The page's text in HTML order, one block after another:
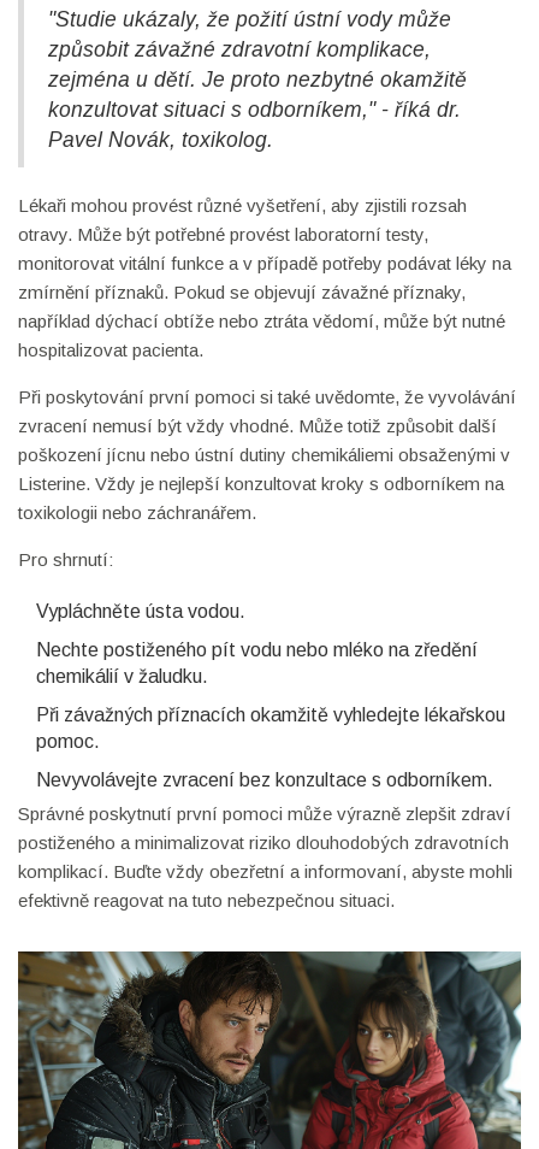
"Studie ukázaly, že požití ústní vody může
způsobit závažné zdravotní komplikace,
zejména u dětí. Je proto nezbytné okamžitě
konzultovat situaci s odborníkem," - říká dr.
Pavel Novák, toxikolog.
Lékaři mohou provést různé vyšetření, aby zjistili rozsah
otravy. Může být potřebné provést laboratorní testy,
monitorovat vitální funkce a v případě potřeby podávat léky na
zmírnění příznaků. Pokud se objevují závažné příznaky,
například dýchací obtíže nebo ztráta vědomí, může být nutné
hospitalizovat pacienta.
Při poskytování první pomoci si také uvědomte, že vyvolávání
zvracení nemusí být vždy vhodné. Může totiž způsobit další
poškození jícnu nebo ústní dutiny chemikáliemi obsaženými v
Listerine. Vždy je nejlepší konzultovat kroky s odborníkem na
toxikologii nebo záchranářem.
Pro shrnutí:
Vypláchněte ústa vodou.
Nechte postiženého pít vodu nebo mléko na zředění
chemikálií v žaludku.
Při závažných příznacích okamžitě vyhledejte lékařskou
pomoc.
Nevyvolávejte zvracení bez konzultace s odborníkem.
Správné poskytnutí první pomoci může výrazně zlepšit zdraví
postiženého a minimalizovat riziko dlouhodobých zdravotních
komplikací. Buďte vždy obezřetní a informovaní, abyste mohli
efektivně reagovat na tuto nebezpečnou situaci.